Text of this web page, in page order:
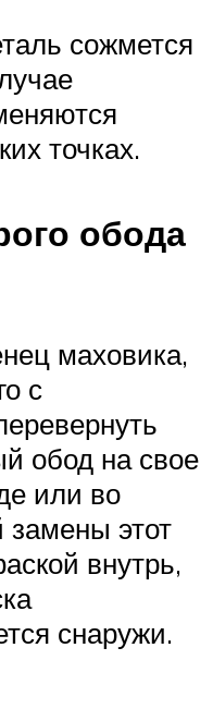
сожмется
точках.
обода
маховика,
с
обод на свое
или во
этот
внутрь,
снаружи.